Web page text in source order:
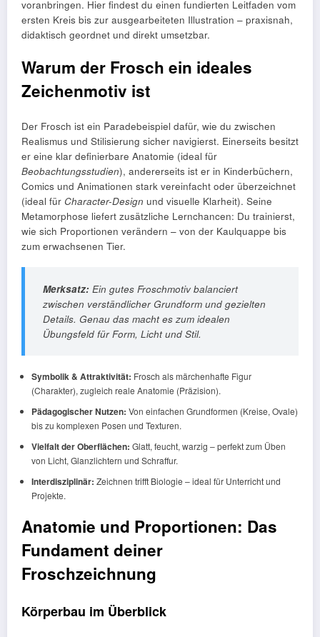
voranbringen. Hier findest du einen fundierten Leitfaden vom
ersten Kreis bis zur ausgearbeiteten Illustration – praxisnah,
didaktisch geordnet und direkt umsetzbar.
Warum der Frosch ein ideales
Zeichenmotiv ist
Der Frosch ist ein Paradebeispiel dafür, wie du zwischen
Realismus und Stilisierung sicher navigierst. Einerseits besitzt
er eine klar definierbare Anatomie (ideal für
Beobachtungsstudien), andererseits ist er in Kinderbüchern,
Comics und Animationen stark vereinfacht oder überzeichnet
(ideal für Character-Design und visuelle Klarheit). Seine
Metamorphose liefert zusätzliche Lernchancen: Du trainierst,
wie sich Proportionen verändern – von der Kaulquappe bis
zum erwachsenen Tier.
Merksatz: Ein gutes Froschmotiv balanciert
zwischen verständlicher Grundform und gezielten
Details. Genau das macht es zum idealen
Übungsfeld für Form, Licht und Stil.
Symbolik & Attraktivität: Frosch als märchenhafte Figur
(Charakter), zugleich reale Anatomie (Präzision).
Pädagogischer Nutzen: Von einfachen Grundformen (Kreise, Ovale)
bis zu komplexen Posen und Texturen.
Vielfalt der Oberflächen: Glatt, feucht, warzig – perfekt zum Üben
von Licht, Glanzlichtern und Schraffur.
Interdisziplinär: Zeichnen trifft Biologie – ideal für Unterricht und
Projekte.
Anatomie und Proportionen: Das
Fundament deiner
Froschzeichnung
Körperbau im Überblick